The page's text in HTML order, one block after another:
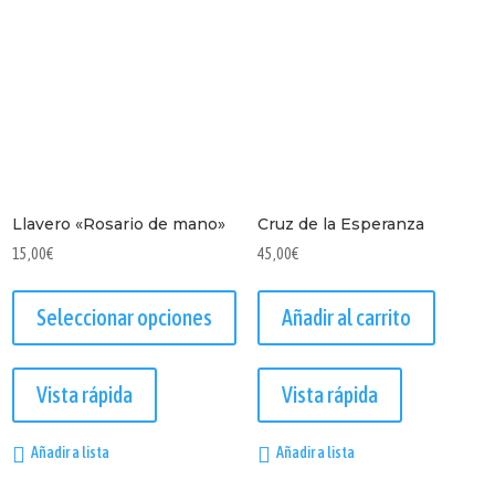
Llavero «Rosario de mano»
15,00€
Seleccionar opciones
producto
tiene
múltiples
Vista rápida
Añadir a lista
Cruz de la Esperanza
45,00€
Añadir al carrito
Vista rápida
Añadir a lista